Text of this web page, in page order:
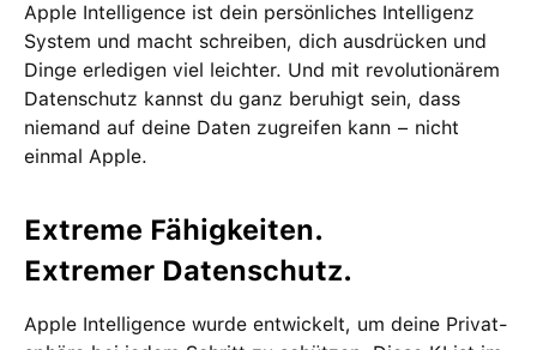
Apple Intelligence ist dein per­sön­liches Intelligenz
System und macht schreiben, dich ausdrücken und
Dinge erle­digen viel leichter. Und mit revolutio­närem
Daten­schutz kannst du ganz beruhigt sein, dass
niemand auf deine Daten zu­greifen kann − nicht
einmal Apple.
Extreme Fähig­keiten.
Extremer Daten­schutz.
Apple Intelligence wurde ent­wickelt, um deine Privat­